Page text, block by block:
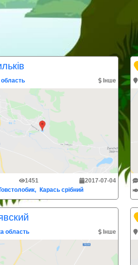
область Інше
1451
2017-07-04
Карась срібний
область Інше